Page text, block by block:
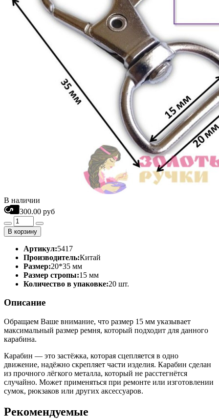
В наличии
300.00 руб
В корзину
Артикул:5417
Производитель:Китай
Размер:20*35 мм
Размер стропы:15 мм
Количество в упаковке:20 шт.
Описание
Обращаем Ваше внимание, что размер 15 мм указывает
максимальный размер ремня, который подходит для данного
карабина.
Карабин — это застёжка, которая сцепляется в одно
движение, надёжно скрепляет части изделия. Карабин сделан
из прочного лёгкого металла, который не расстегнётся
случайно. Может применяться при ремонте или изготовлении
сумок, рюкзаков или других аксессуаров.
Рекомендуемые